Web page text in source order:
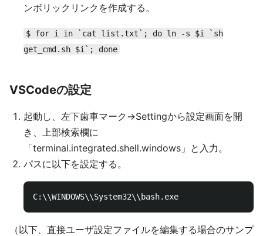
ンボリックリンクを作成する。
$ for i in `cat list.txt`; do ln -s $i `sh
get_cmd.sh $i`; done
VSCodeの設定
起動し、左下歯車マーク→Settingから設定画面を開
き、上部検索欄に
「terminal.integrated.shell.windows」と入力。
パスに以下を設定する。
（以下、直接ユーザ設定ファイルを編集する場合のサンプ